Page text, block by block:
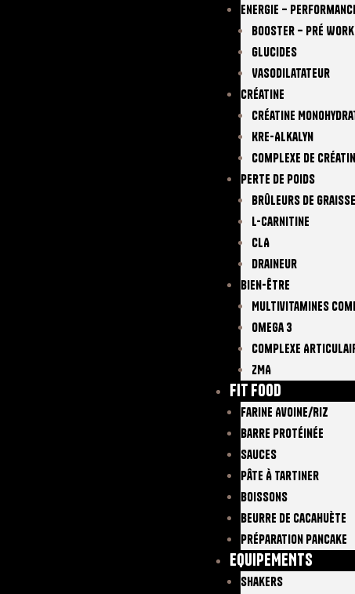
Energie –
Booster – Pré
Glucides
Vasodilatateur
Créatine
Créatine
Kre-Alkalyn
Complexe De
Perte De Poids
Brûleurs De Graisse
L-Carnitine
CLA
Draineur
Bien-Être
Multivitamines
Omega 3
Complexe
ZMA
FIT FOOD
Farine Avoine/Riz
Barre Protéinée
Sauces
Pâte À Tartiner
Boissons
Beurre De Cacahuète
Préparation Pancake
EQUIPEMENTS
Shakers